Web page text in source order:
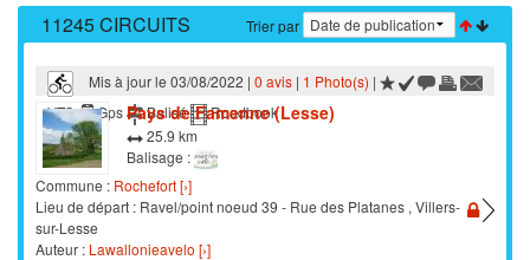
Trier par
11245 CIRCUITS
Mis à jour le 03/08/2022 | 0 avis| 1 Photo(s) |
VTC
Gps Balisé Roadbook
Pays de Famenne (Lesse)
25.9 km
Balisage :
Commune : Rochefort [›]
Lieu de départ : Ravel/point noeud 39 - Rue des Platanes , Villers-
sur-Lesse
Auteur : Lawallonieavelo [›]